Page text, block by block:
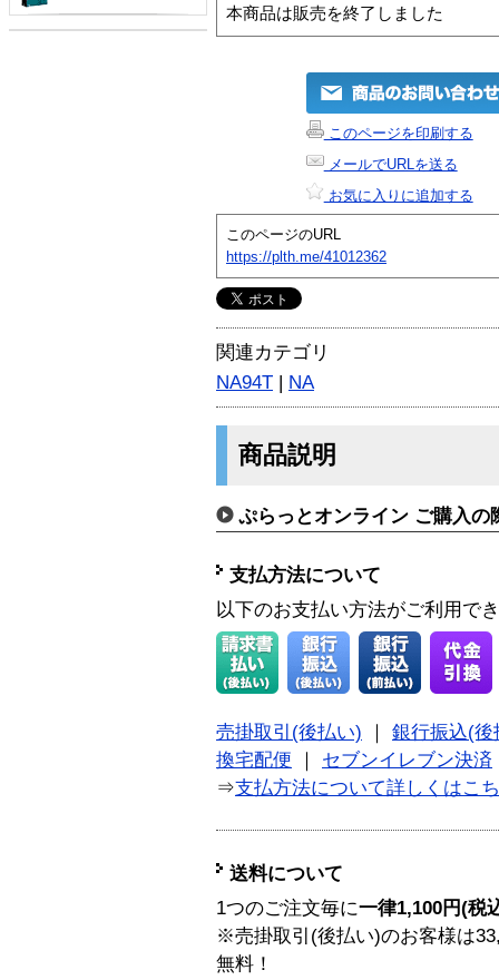
本商品は販売を終了しました
このページを印刷する
メールでURLを送る
お気に入りに追加する
このページのURL
https://plth.me/41012362
関連カテゴリ
NA94T | NA
商品説明
ぷらっとオンライン ご購入の
支払方法について
以下のお支払い方法がご利用で
売掛取引(後払い)
銀行振込(後
換宅配便
セブンイレブン決済
⇒支払方法について詳しくはこ
送料について
1つのご注文毎に一律1,100円(税
※売掛取引(後払い)のお客様は
無料！